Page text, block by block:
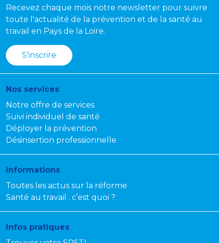
Recevez chaque mois notre newsletter pour suivre
toute l'actualité de la prévention et de la santé au
travail en Pays de la Loire.
S'inscrire
Nos services
Notre offre de services
Suivi individuel de santé
Déployer la prévention
Désinsertion professionnelle
Informations
Toutes les actus sur la réforme
Santé au travail : c’est quoi ?
Infos pratiques